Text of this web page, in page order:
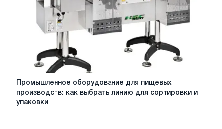
товаров?
Промышленное
оборудование
Промышленное оборудование для пищевых
производств: как выбрать линию для сортировки и
упаковки